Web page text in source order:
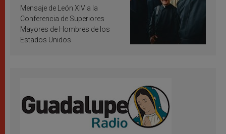
inspiración y santificación
Mensaje de León XIV a la
Conferencia de Superiores
Mayores de Hombres de los
Estados Unidos